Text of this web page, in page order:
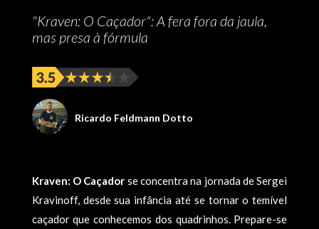
"Kraven: O Caçador": A fera fora da jaula,
mas presa à fórmula
Ricardo Feldmann Dotto
Kraven: O Caçador se concentra na jornada de Sergei
Kravinoff, desde sua infância até se tornar o temível
caçador que conhecemos dos quadrinhos. Prepare-se